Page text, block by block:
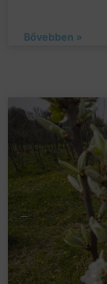
Bővebben »